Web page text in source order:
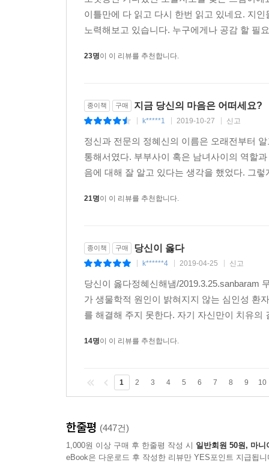
이틀만에 다 읽고 다시 한번 읽고 있네요. 지
노력해보고 있습니다. 누구에게나 공감 할 필
23명이 이 리뷰를 추천합니다.
종이책 구매 지금 당신의 마음은 어떠세요?
k*****1 2019-10-27 신고
정신과 전문의 정혜신의 이름은 오래전부터
통해서였다. 부부사이 혹은 남녀사이의 역할
음에 대해 잘 알고 있다는 생각을 했었다. 그
21명이 이 리뷰를 추천합니다.
종이책 구매 당신이 옳다
k******4 2019-04-25 신고
당신이 옳다정혜신해냄/2019.3.25.sanbaram
가 생물학적 원인이 밝혀지지 않는 심인성 환
를 해결해 주지 못한다. 자기 자신만이 치유
14명이 이 리뷰를 추천합니다.
1 2 3 4 5 6 7 8 9 10
한줄평 (447건)
1,000원 이상 구매 후 한줄평 작성 시 일반회원 50원, 마니
eBook은 다운로드 후 작성한 리뷰만 YES포인트 지급됩니